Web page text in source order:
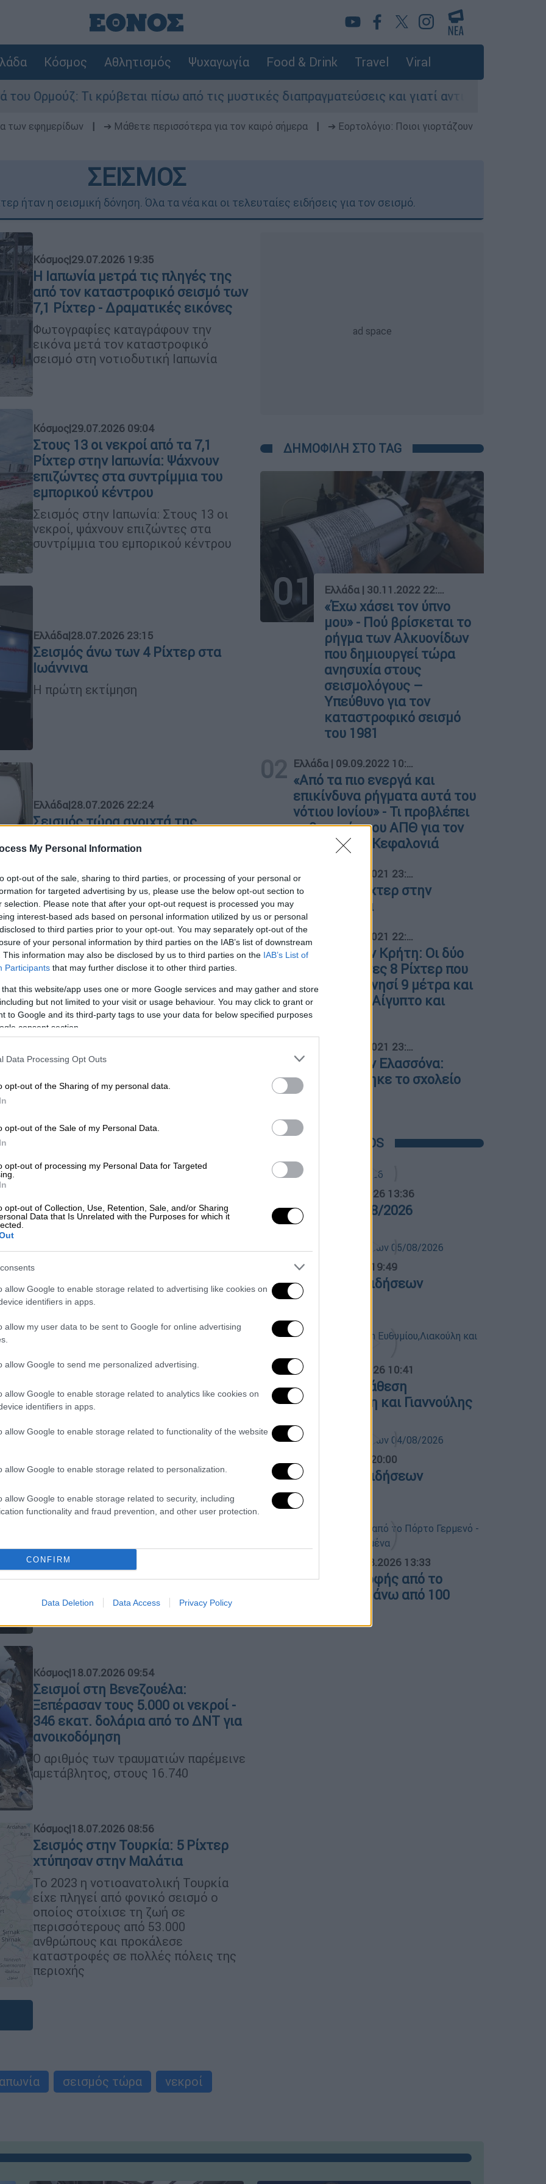
My Personal Information
opt-out of the sale, sharing to third parties, or processing of your personal or
for targeted advertising by us, please use the below opt-out section to
selection. Please note that after your opt-out request is processed you may
interest-based ads based on personal information utilized by us or personal
to third parties prior to your opt-out. You may separately opt-out of the
of your personal information by third parties on the IAB’s list of downstream
This information may also be disclosed by us to third parties on the IAB’s List of
Participants that may further disclose it to other third parties.
that this website/app uses one or more Google services and may gather and store
but not limited to your visit or usage behaviour. You may click to grant or
to Google and its third-party tags to use your data for below specified purposes
consent section.
Data Processing Opt Outs
opt-out of the Sharing of my personal data.
opt-out of the Sale of my Personal Data.
opt-out of processing my Personal Data for Targeted
opt-out of Collection, Use, Retention, Sale, and/or Sharing
Data that Is Unrelated with the Purposes for which it
allow Google to enable storage related to advertising like cookies on
identifiers in apps.
allow my user data to be sent to Google for online advertising
allow Google to send me personalized advertising.
allow Google to enable storage related to analytics like cookies on
identifiers in apps.
allow Google to enable storage related to functionality of the website
allow Google to enable storage related to personalization.
allow Google to enable storage related to security, including
functionality and fraud prevention, and other user protection.
CONFIRM
Data Deletion Data Access Privacy Policy
Κόσμος Αθλητισμός Ψυχαγωγία Food & Drink Travel Viral
πίσω από τις μυστικές διαπραγματεύσεις και γιατί αντιδρούν οι ΗΠΑ
των εφημερίδων ➔ Μάθετε περισσότερα για τον καιρό σήμερα
➔ Εορτολόγιο: Ποιοι γιορτάζουν
ΣΕΙΣΜΟΣ
ήταν η σεισμική δόνηση. Όλα τα νέα και οι τελευταίες ειδήσεις για τον σεισμό.
Κόσμος|29.07.2026 19:35
Η Ιαπωνία μετρά τις πληγές της
από τον καταστροφικό σεισμό των
7,1 Ρίχτερ - Δραματικές εικόνες
Φωτογραφίες καταγράφουν την
εικόνα μετά τον καταστροφικό
σεισμό στη νοτιοδυτική Ιαπωνία
Κόσμος|29.07.2026 09:04
Στους 13 οι νεκροί από τα 7,1
Ρίχτερ στην Ιαπωνία: Ψάχνουν
επιζώντες στα συντρίμμια του
εμπορικού κέντρου
Σεισμός στην Ιαπωνία: Στους 13 οι
νεκροί, ψάχνουν επιζώντες στα
συντρίμμια του εμπορικού κέντρου
Ελλάδα|28.07.2026 23:15
Σεισμός άνω των 4 Ρίχτερ στα
Ιωάννινα
Η πρώτη εκτίμηση
Ελλάδα|28.07.2026 22:24
Σεισμός τώρα ανοιχτά της
Η εκτίμηση του Γεωδυναμικού
Ινστιτούτου
Κόσμος |28.07.2026 20:50
Σεισμός 7,1 Ρίχτερ στην Ιαπωνία:
Δραματική επιχείρηση για 19
αγνοούμενους - Φόβοι για νέο
καταστροφικό χτύπημα
συγκλονιστικά βίντεο
Κόσμος|28.07.2026 17:23
Φόβοι για νεκρούς και
παγιδευμένους σε εμπορικό
Η τοπική αστυνομία δήλωσε ότι δεν
Η στιγμή που 7,1 Ρίχτερ «χτυπούν»
καταρρεύσεις κτιρίων και
Περισσότεροι από 150.000 άνθρωποι
έλαβαν εντολή να μεταβούν σε
κέντρα εκκένωσης
Ελλάδα|18.07.2026 12:22
ανοικτά της Κρήτης
Δεν υπάρχουν αναφορές για υλικές
ζημιές
Κόσμος|18.07.2026 09:54
Σεισμοί στη Βενεζουέλα:
Ξεπέρασαν τους 5.000 οι νεκροί -
346 εκατ. δολάρια από το ΔΝΤ για
ανοικοδόμηση
Ο αριθμός των τραυματιών παρέμεινε
αμετάβλητος, στους 16.740
Κόσμος|18.07.2026 08:56
Σεισμός στην Τουρκία: 5 Ρίχτερ
χτύπησαν στην Μαλάτια
Το 2023 η νοτιοανατολική Τουρκία
είχε πληγεί από φονικό σεισμό ο
οποίος στοίχισε τη ζωή σε
περισσότερους από 53.000
ανθρώπους και προκάλεσε
καταστροφές σε πολλές πόλεις της
περιοχής
σεισμός τώρα
νεκροί
ΔΗΜΟΦΙΛΗ ΣΤΟ TAG
01 Ελλάδα | 30.11.2022 22:41
«Έχω χάσει τον ύπνο
μου» - Πού βρίσκεται το
ρήγμα των Αλκυονίδων
που δημιουργεί τώρα
ανησυχία στους
σεισμολόγους –
Υπεύθυνο για τον
καταστροφικό σεισμό
του 1981
02 Ελλάδα | 09.09.2022 10:12
«Από τα πιο ενεργά και
επικίνδυνα ρήγματα αυτά του
νότιου Ιονίου» - Τι προβλέπει
καθηγητής του ΑΠΘ για τον
σεισμό στην Κεφαλονιά
03 Ελλάδα 18.11.2021 23:16
Σεισμός 4 Ρίχτερ στην
Ηγουμενίτσα
04 Ελλάδα 27.09.2021 22:11
Σεισμός στην Κρήτη: Οι δύο
Αρμαγεδδώνες 8 Ρίχτερ που
σήκωσαν το νησί 9 μέτρα και
ισοπέδωσαν Αίγυπτο και
Τυνησία
11.03.2021 23:28
Σεισμός στην Ελασσόνα:
Κατεδαφίστηκε το σχολείο
στο Δαμάσι
POPULAR VIDEOS
05.08.2026 13:36
Ώρα Ελλάδος 05/08/2026
Κεντρικό... 05.08.2026 19:49
Κεντρικό δελτίο ειδήσεων
05/08/2026
Ώρα Ελλάδος... 05.08.2026 10:41
Πολιτική αντιπαράθεση
Ευθυμίου,Λιακούλη και Γιαννούλης
04.08.2026 20:00
Κεντρικό δελτίο ειδήσεων
04/08/2026
04.08.2026 13:33
Εικόνες καταστροφής από το
Πόρτο Γερμενό - Πάνω από 100